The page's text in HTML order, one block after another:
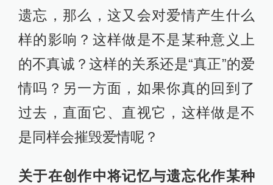
遗忘，那么，这又会对爱情产生什么
样的影响？这样做是不是某种意义上
的不真诚？这样的关系还是“真正”的爱
情吗？另一方面，如果你真的回到了
过去，直面它、直视它，这样做是不
是同样会摧毁爱情呢？
关于在创作中将记忆与遗忘化作某种